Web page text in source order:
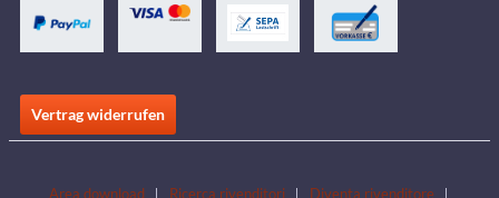
Vertrag widerrufen
Area download Ricerca rivenditori Diventa rivenditore